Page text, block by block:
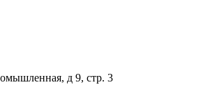
д 9, стр. 3